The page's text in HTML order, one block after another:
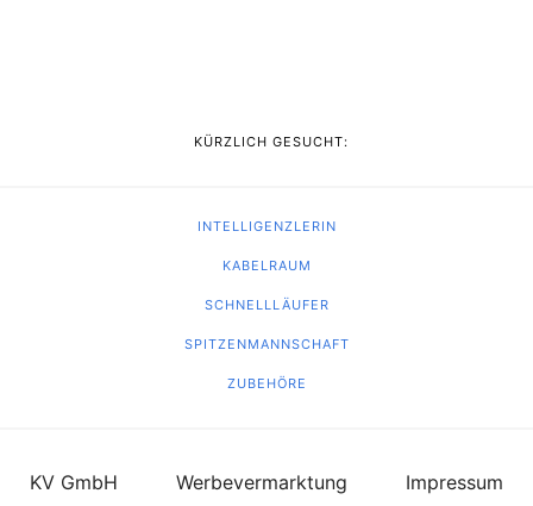
KÜRZLICH GESUCHT:
INTELLIGENZLERIN
KABELRAUM
SCHNELLLÄUFER
SPITZENMANNSCHAFT
ZUBEHÖRE
KV GmbH Werbevermarktung Impressum